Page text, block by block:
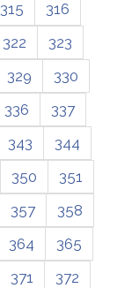
315
316
322
323
329
330
336
337
343
344
350
351
357
358
364
365
371 372